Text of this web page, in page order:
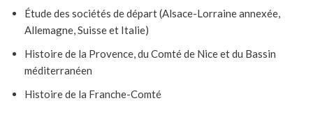
Étude des sociétés de départ (Alsace-Lorraine annexée,
Allemagne, Suisse et Italie)
Histoire de la Provence, du Comté de Nice et du Bassin
méditerranéen
Histoire de la Franche-Comté